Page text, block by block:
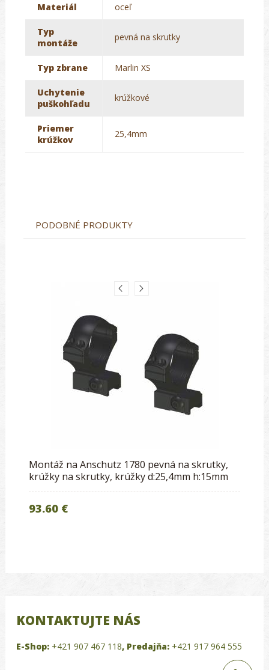
Materiál oceľ
Typ
montáže
pevná na skrutky
Typ zbrane Marlin XS
Uchytenie
puškohľadu
krúžkové
Priemer
krúžkov
25,4mm
PODOBNÉ PRODUKTY
Montáž na Anschutz 1780 pevná na skrutky,
krúžky na skrutky, krúžky d:25,4mm h:15mm
93.60 €
KONTAKTUJTE NÁS
E-Shop: +421 907 467 118, Predajňa: +421 917 964 555